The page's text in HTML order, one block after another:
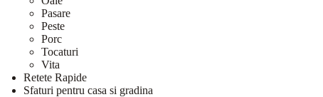
Pasare
Peste
Porc
Tocaturi
Vita
Retete Rapide
Sfaturi pentru casa si gradina